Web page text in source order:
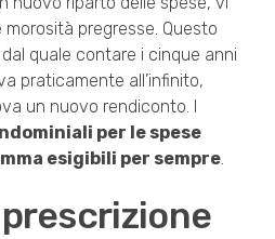
pregresse. Questo
quale contare i cinque anni
praticamente all’infinito,
un nuovo rendiconto. I
per le spese
esigibili per sempre.